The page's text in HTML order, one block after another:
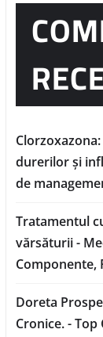
durerilor și
de
Tratamentul
vărsăturii -
Componente,
Doreta
Cronice. - Top